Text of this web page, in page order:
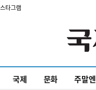
타그램
국제 문화 주말엔